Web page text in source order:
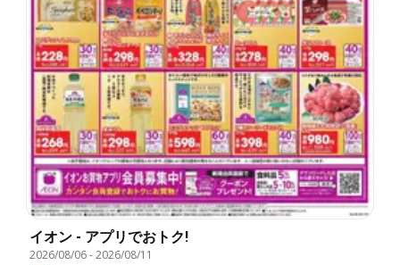
イオン - アプリでおトク!
2026/08/06-2026/08/11